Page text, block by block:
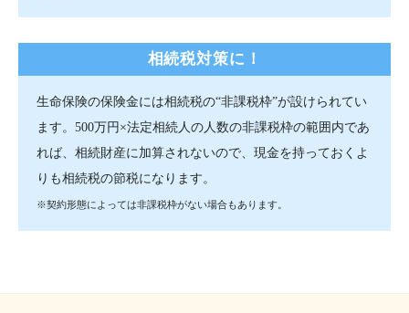
相続税対策に！
生命保険の保険金には相続税の“非課税枠”が設けられてい
ます。500万円×法定相続人の人数の非課税枠の範囲内であ
れば、相続財産に加算されないので、現金を持っておくよ
りも相続税の節税になります。
※契約形態によっては非課税枠がない場合もあります。